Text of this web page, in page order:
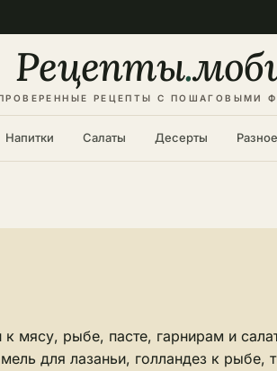
Рецепты.
РЕЦЕПТЫ С ПОШАГОВЫМИ
Напитки Салаты Десерты Разное
мясу, рыбе, пасте, гарнирам и
для лазаньи, голландез к рыбе,